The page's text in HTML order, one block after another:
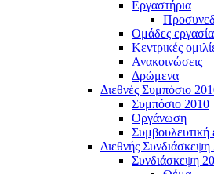
Εργαστήρια
Ομάδες
Κεντρικές
Ανακοινώσεις
Δρώμενα
Διεθνές Συμπόσιο
Συμπόσιο 2010
Οργάνωση
Συμβουλευτική
Διεθνής
Συνδιάσκεψη